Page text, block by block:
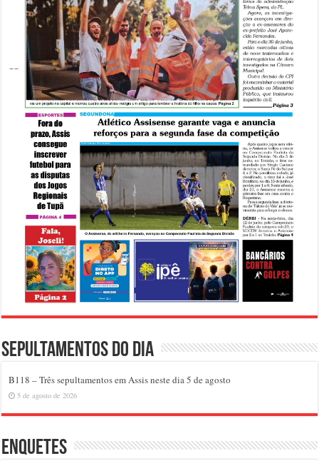
Sepultamentos do dia
B118 – Três sepultamentos em Assis neste dia 5 de agosto
5 de agosto de 2026
Enquetes